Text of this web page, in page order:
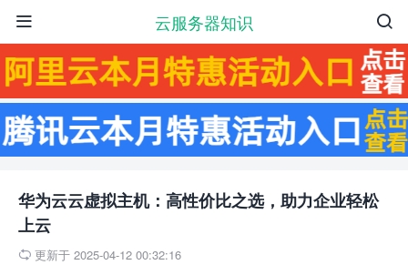
云服务器知识 

华为云云虚拟主机：高性价比之选，助力企业轻松
上云
 更新于 2025-04-12 00:32:16